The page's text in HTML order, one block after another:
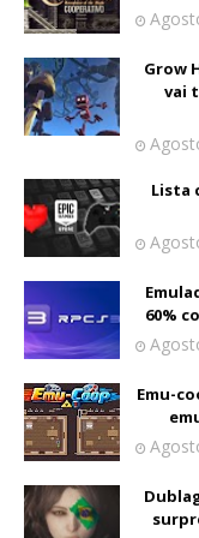
Grow
vai
Lista
60%
Emu-